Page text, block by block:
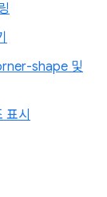
shape 및
시